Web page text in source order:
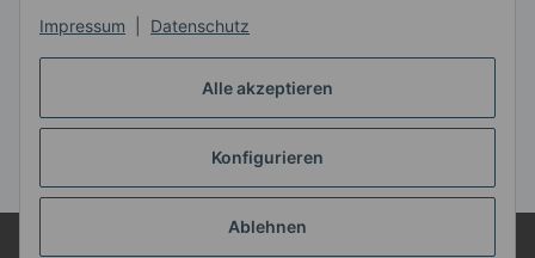
Alle akzeptieren
Konfigurieren
Ablehnen
Impressum Datenschutz
* Alle Preise inkl. gesetzlicher USt.